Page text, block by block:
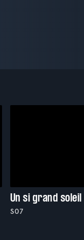
Un si grand soleil
S07